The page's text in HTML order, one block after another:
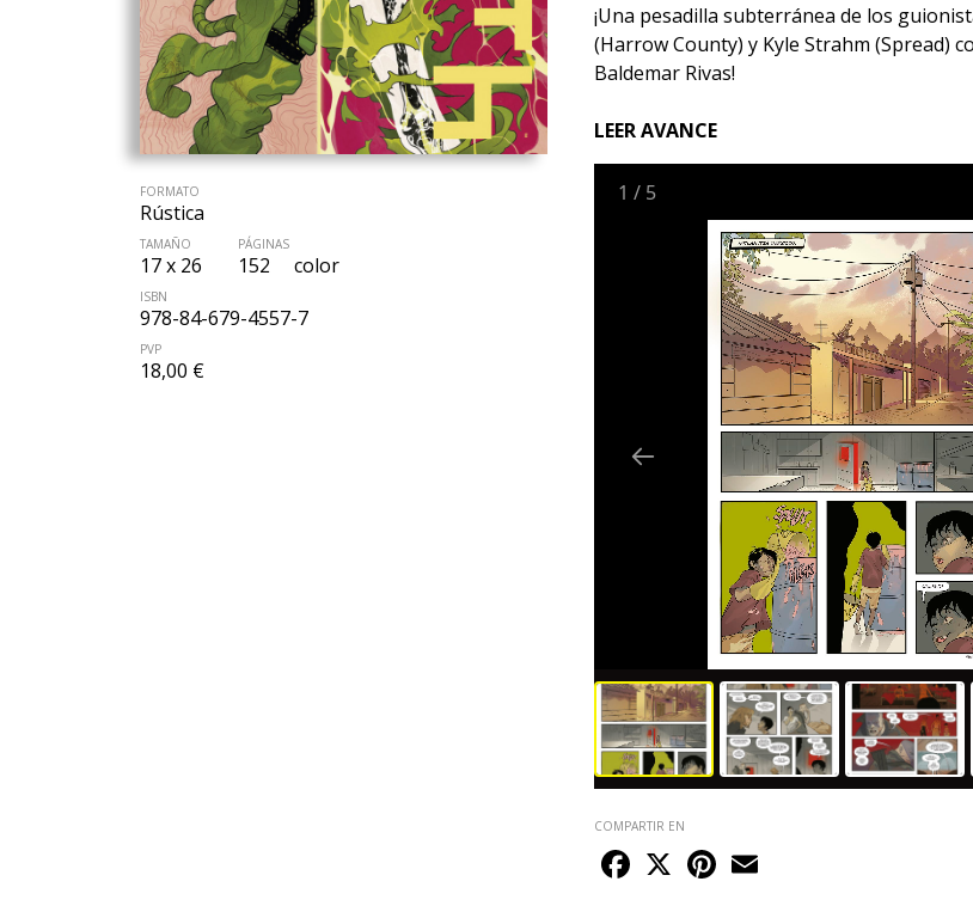
FORMATO
Rústica
TAMAÑO
17 x 26
PÁGINAS
152 color
ISBN
978-84-679-4557-7
PVP
18,00 €
¡Una pesadilla subterránea de los
(Harrow County) y Kyle Strahm (Spread)
Baldemar Rivas!
LEER AVANCE
1 / 5
COMPARTIR EN
Facebook
X Pinterest